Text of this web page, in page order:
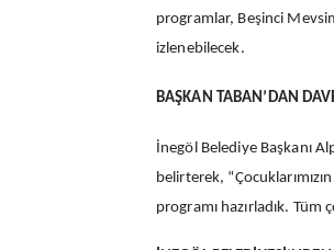
programlar, Beşinci
izlenebilecek.
BAŞKAN TABAN’DAN
İnegöl Belediye Başkanı
belirterek,
programı hazırladık.